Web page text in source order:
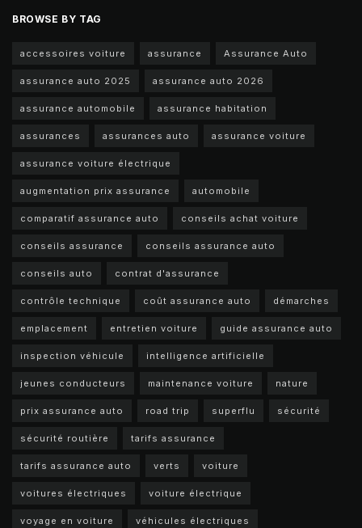
BROWSE BY TAG
accessoires voiture assurance Assurance Auto
assurance auto 2025 assurance auto 2026
assurance automobile assurance habitation
assurances assurances auto assurance voiture
assurance voiture électrique
augmentation prix assurance automobile
comparatif assurance auto conseils achat voiture
conseils assurance conseils assurance auto
conseils auto contrat d'assurance
contrôle technique coût assurance auto démarches
emplacement entretien voiture guide assurance auto
inspection véhicule intelligence artificielle
jeunes conducteurs maintenance voiture nature
prix assurance auto road trip superflu sécurité
sécurité routière tarifs assurance
tarifs assurance auto verts voiture
voitures électriques voiture électrique
voyage en voiture véhicules électriques